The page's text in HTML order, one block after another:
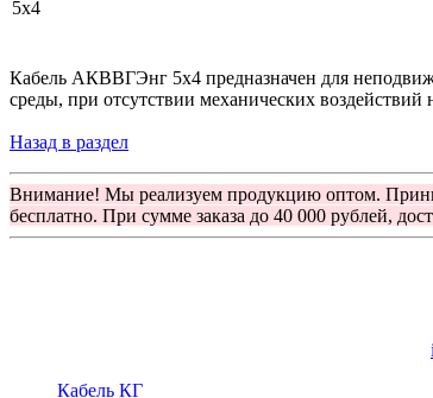
Кабель АКВВГЭнг 5х4 предназначен для
среды, при отсутствии механических воздействий
Назад в раздел
Внимание! Мы реализуем продукцию оптом.
бесплатно. При сумме заказа до 40 000 рублей,
Кабель КГ